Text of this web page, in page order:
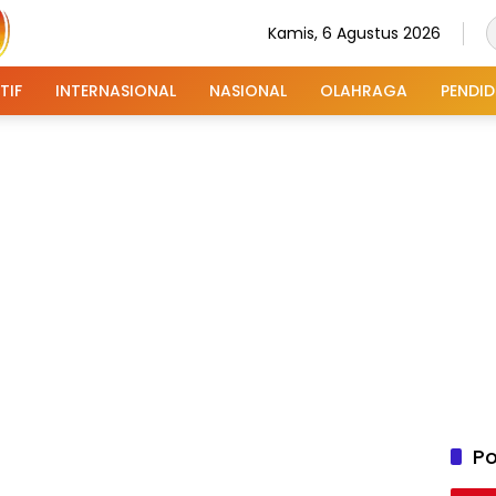
Kamis, 6 Agustus 2026
INTERNASIONAL NASIONAL OLAHRAGA